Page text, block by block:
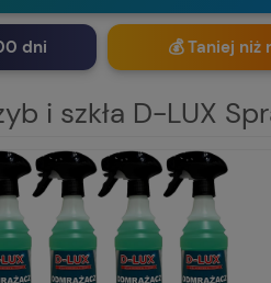
dni 💰 Taniej niż
i szkła D-LUX